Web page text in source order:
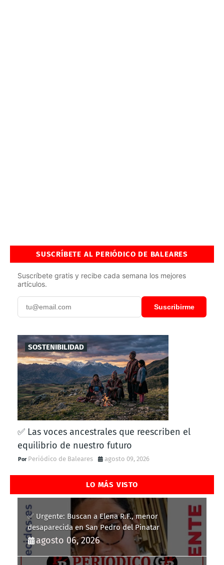
SUSCRÍBETE AL PERIÓDICO DE BALEARES
Suscríbete gratis y recibe cada semana los mejores
artículos.
Suscribirme
SOSTENIBILIDAD
✅ Las voces ancestrales que reescriben el
equilibrio de nuestro futuro
Periódico de Baleares agosto 09, 2026
LO MÁS VISTO
✅ Urgente: Buscan a Elena R.F., menor
desaparecida en San Pedro del Pinatar
agosto 06, 2026